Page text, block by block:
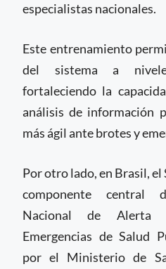
especialistas nacionales.
Este entrenamiento
del sistema a
fortaleciendo la
análisis de información
más ágil ante brotes y
Por otro lado, en Brasil, el
componente central
Nacional de Alerta
Emergencias de Salud
por el Ministerio de